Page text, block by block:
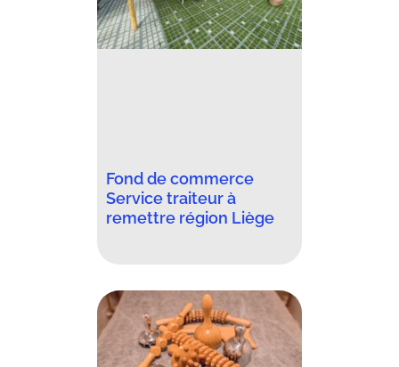
Fond de commerce
Service traiteur à
remettre région Liège